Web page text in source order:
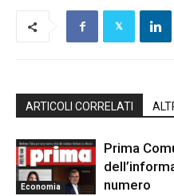
ARTICOLI CORRELATI
Economia
Prima
numero